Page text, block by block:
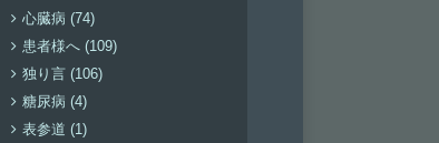
心臓病 (74)
患者様へ (109)
独り言 (106)
糖尿病 (4)
表参道 (1)